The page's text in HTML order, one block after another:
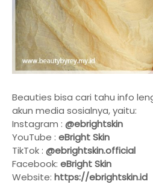
Beauties bisa cari tahu info
akun media sosialnya, yaitu:
Instagram : @ebrightskin
YouTube : eBright Skin
TikTok : @ebrightskin.official
Facebook: eBright Skin
Website: https://ebrightskin.id